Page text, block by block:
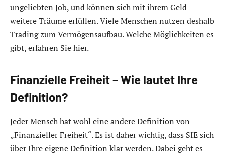
ungeliebten Job, und können sich mit ihrem Geld
weitere Träume erfüllen. Viele Menschen nutzen deshalb
Trading zum Vermögensaufbau. Welche Möglichkeiten es
gibt, erfahren Sie hier.
Finanzielle Freiheit – Wie lautet Ihre
Definition?
Jeder Mensch hat wohl eine andere Definition von
„Finanzieller Freiheit“. Es ist daher wichtig, dass SIE sich
über Ihre eigene Definition klar werden. Dabei geht es